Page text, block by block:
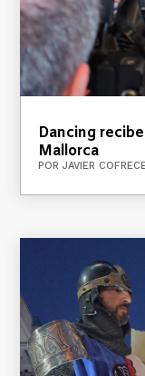
Dancing
Mallorca
PORJAVIER